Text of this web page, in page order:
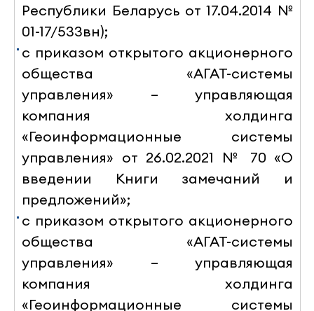
Республики Беларусь от 17.04.2014 №
01-17/533вн);
с приказом открытого акционерного
общества «АГАТ-системы
управления» – управляющая
компания холдинга
«Геоинформационные системы
управления» от 26.02.2021 № 70 «О
введении Книги замечаний и
предложений»;
с приказом открытого акционерного
общества «АГАТ-системы
управления» – управляющая
компания холдинга
«Геоинформационные системы